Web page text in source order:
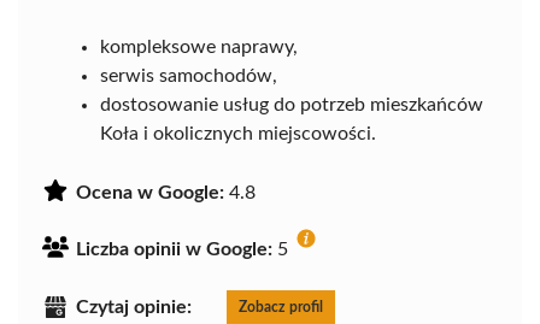
kompleksowe naprawy,
serwis samochodów,
dostosowanie usług do potrzeb mieszkańców
Koła i okolicznych miejscowości.
Ocena w Google: 4.8
Liczba opinii w Google: 5
Czytaj opinie: Zobacz profil